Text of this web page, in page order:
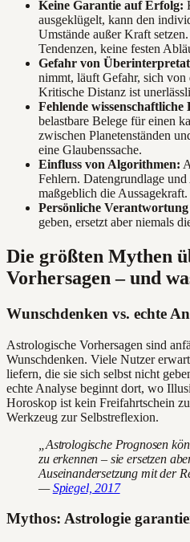
Keine Garantie auf Erfolg:
ausgeklügelt, kann den
Umstände außer Kraft
Tendenzen, keine festen
Gefahr von
nimmt, läuft Gefahr, sich von
Kritische Distanz ist
Fehlende wissenschaftliche
belastbare Belege für einen
zwischen Planetenständen
eine Glaubenssache.
Einfluss von Algorithmen:
Fehlern. Datengrundlage
maßgeblich die Aussagekraft.
Persönliche
geben, ersetzt aber niemals
Die größten Mythen
Vorhersagen – und
Wunschdenken vs. echte
Astrologische Vorhersagen sind
Wunschdenken. Viele Nutzer
liefern, die sie sich selbst nicht
echte Analyse beginnt dort, wo
Horoskop ist kein Freifahrtschein
Werkzeug zur Selbstreflexion.
„Astrologische Prognosen
zu erkennen – sie ersetzen
Auseinandersetzung mit der
—Spiegel, 2017
Mythos: Astrologie